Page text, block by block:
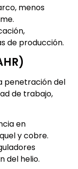
menos
de producción.
penetración del
de trabajo,
en
y cobre.
del helio.